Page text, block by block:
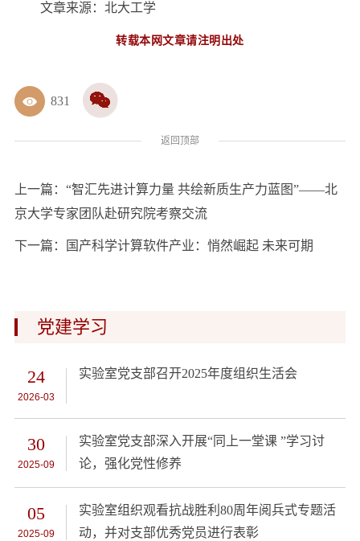
831
文章来源：北大工学
转载本网文章请注明出处
返回顶部
上一篇： “智汇先进计算力量 共绘新质生产力蓝图”——北
京大学专家团队赴研究院考察交流
下一篇： 国产科学计算软件产业：悄然崛起 未来可期
党建学习
24
2026-03
实验室党支部召开2025年度组织生活会
30
2025-09
实验室党支部深入开展“同上一堂课 ”学习讨
论，强化党性修养
05
2025-09
实验室组织观看抗战胜利80周年阅兵式专题活
动，并对支部优秀党员进行表彰